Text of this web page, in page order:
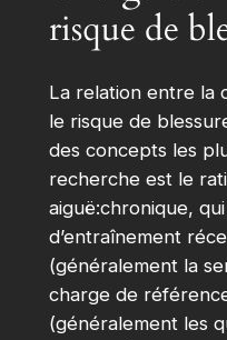
risque de
La relation entre la
le risque de
des concepts les
recherche est le
aiguë:chronique,
d’entraînement
(généralement la
charge de
(généralement les